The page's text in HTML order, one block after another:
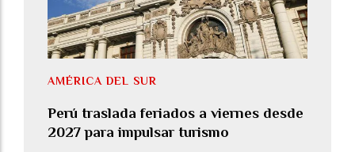
Perú traslada feriados a viernes desde
2027 para impulsar turismo
AMÉRICA DEL SUR